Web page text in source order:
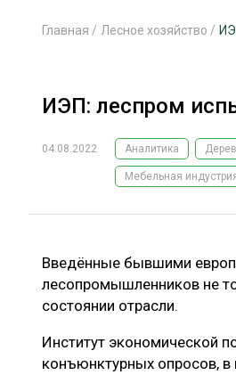
ЛЕСОЗАГОТОВКА
ОБРАБОТКА ДРЕВЕСИНЫ
ЦИФРОВАЯ СРЕДА
ЛОГИСТИКА
ПРОИЗВОДСТВО
Главная / Лесное хозяйство /
ИЭП: леспром
04.08.2022 Аналитика
Мебельная
Введённые бывшими
лесопромышленников не
состоянии отрасли.
Институт экономической
конъюнктурных опросов,